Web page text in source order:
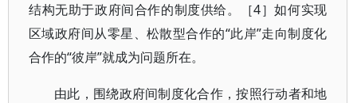
结构无助于政府间合作的制度供给。［4］如何实现
区域政府间从零星、松散型合作的“此岸”走向制度化
合作的“彼岸”就成为问题所在。
由此，围绕政府间制度化合作，按照行动者和地